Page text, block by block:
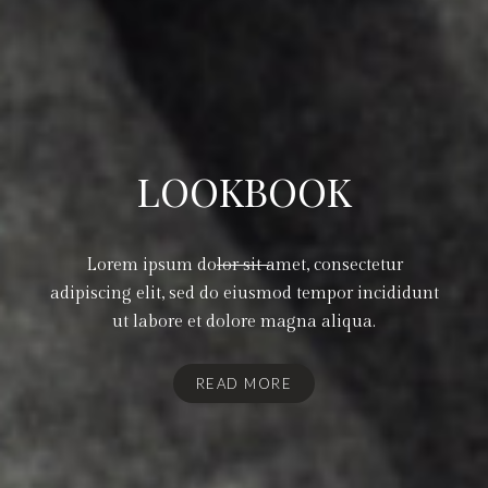
LOOKBOOK
Lorem ipsum dolor sit amet, consectetur
adipiscing elit, sed do eiusmod tempor incididunt
ut labore et dolore magna aliqua.
READ MORE